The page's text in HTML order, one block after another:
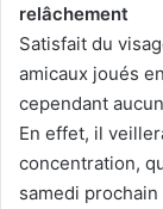
relâchement
Satisfait du
amicaux joués
cependant
En effet, il
concentration,
samedi prochain